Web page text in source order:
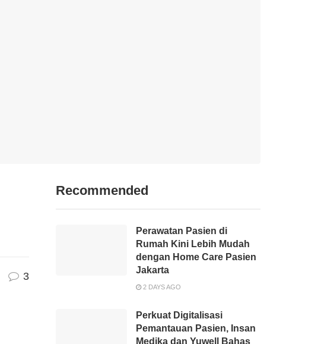
3
Recommended
Perawatan Pasien di
Rumah Kini Lebih Mudah
dengan Home Care Pasien
Jakarta
2 DAYS AGO
Perkuat Digitalisasi
Pemantauan Pasien, Insan
Medika dan Yuwell Bahas